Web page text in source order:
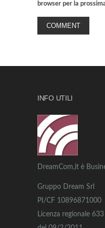
browser per la
INFO UTILI
DreamCom,it è
Gruppo Dream Srl
PI/CF 10896871000
Licenza regionale 633